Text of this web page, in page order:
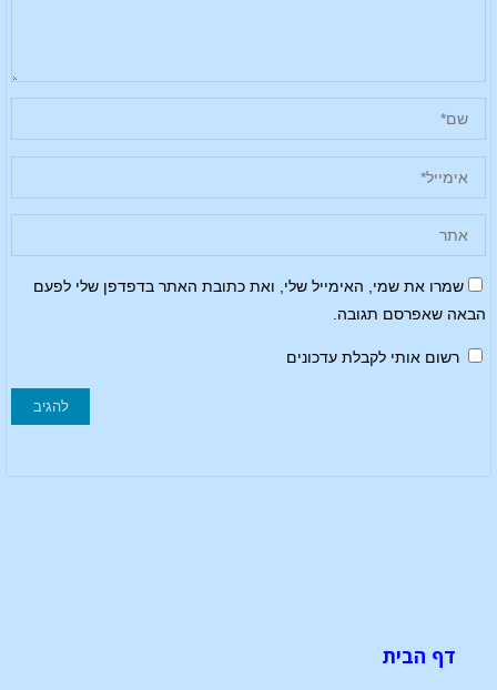
שמרו את שמי, האימייל שלי, ואת כתובת האתר בדפדפן שלי לפעם
הבאה שאפרסם תגובה.
רשום אותי לקבלת עדכונים
דף הבית